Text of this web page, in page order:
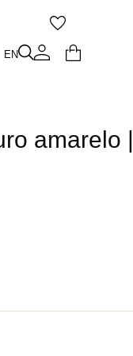
EN
amarelo |